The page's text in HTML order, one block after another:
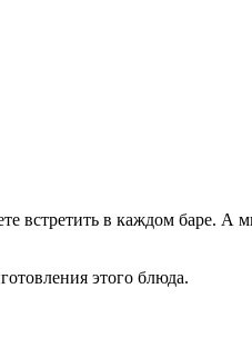
встретить в каждом баре.
этого блюда.